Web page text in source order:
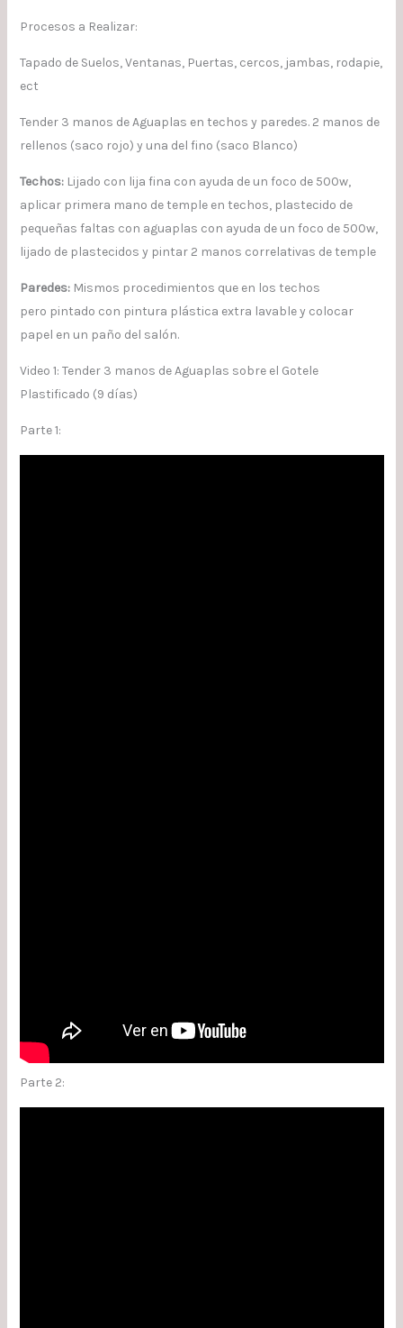
Procesos a Realizar:
Tapado de Suelos, Ventanas, Puertas, cercos, jambas, rodapie,
ect
Tender 3 manos de Aguaplas en techos y paredes. 2 manos de
rellenos (saco rojo) y una del fino (saco Blanco)
Techos:Lijado con lija fina con ayuda de un foco de 500w,
aplicar primera mano de temple en techos, plastecido de
pequeñas faltas con aguaplas con ayuda de un foco de 500w,
lijado de plastecidos y pintar 2 manos correlativas de temple
Paredes:Mismos procedimientos que en los techos
pero pintado con pintura plástica extra lavable y colocar
papel en un paño del salón.
Video 1: Tender 3 manos de Aguaplas sobre el Gotele
Plastificado (9 días)
Parte 1:
Parte 2: